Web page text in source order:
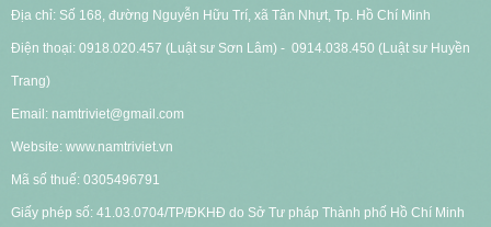
Địa chỉ: Số 168, đường Nguyễn Hữu Trí, xã Tân Nhựt, Tp. Hồ Chí Minh
Điện thoại: 0918.020.457 (Luật sư Sơn Lâm) - 0914.038.450 (Luật sư Huyền
Trang)
Email: namtriviet@gmail.com
Website: www.namtriviet.vn
Mã số thuế: 0305496791
Giấy phép số: 41.03.0704/TP/ĐKHĐ do Sở Tư pháp Thành phố Hồ Chí Minh